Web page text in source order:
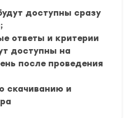
доступны сразу
ответы и критерии
доступны на
после проведения
скачиванию и